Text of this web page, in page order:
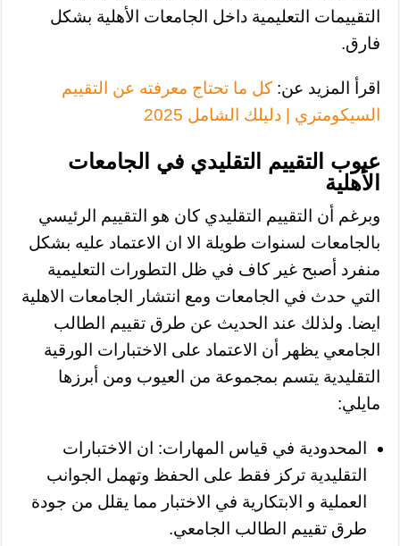
التقييمات التعليمية داخل الجامعات الأهلية بشكل
فارق.
اقرأ المزيد عن:كل ما تحتاج معرفته عن التقييم
السيكومتري | دليلك الشامل 2025
عيوب التقييم التقليدي في الجامعات
الأهلية
وبرغم أن التقييم التقليدي كان هو التقييم الرئيسي
بالجامعات لسنوات طويلة الا ان الاعتماد عليه بشكل
منفرد أصبح غير كاف في ظل التطورات التعليمية
التي حدث في الجامعات ومع انتشار الجامعات الاهلية
ايضا. ولذلك عند الحديث عن طرق تقييم الطالب
الجامعي يظهر أن الاعتماد على الاختبارات الورقية
التقليدية يتسم بمجموعة من العيوب ومن أبرزها
مايلي:
المحدودية في قياس المهارات: ان الاختبارات
التقليدية تركز فقط على الحفظ وتهمل الجوانب
العملية و الابتكارية في الاختبار مما يقلل من جودة
طرق تقييم الطالب الجامعي.